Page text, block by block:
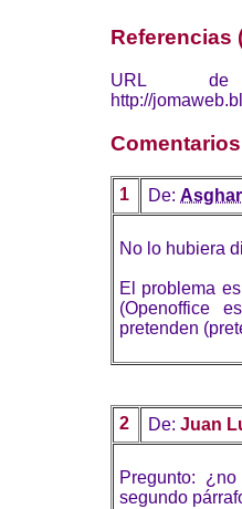
Referencias
URL
http://
Comentarios
1 De:
No lo hubiera
El problema
(Openoffice
pretenden
2 De: Juan
Pregunto:
segundo